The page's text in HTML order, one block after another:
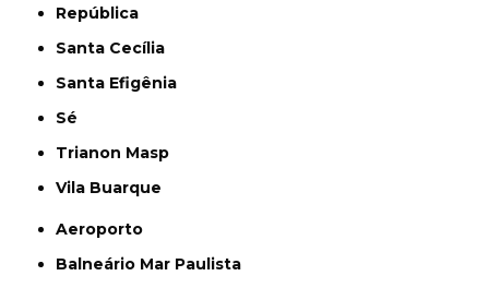
República
Santa Cecília
Santa Efigênia
Sé
Trianon Masp
Vila Buarque
Aeroporto
Balneário Mar Paulista